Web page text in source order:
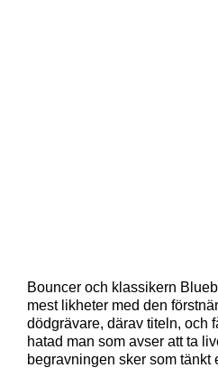
Bouncer och klassikern
mest likheter med den
dödgrävare, därav titeln, och
hatad man som avser att ta
begravningen sker som tänkt